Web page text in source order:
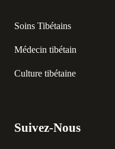
Soins Tibétains
Médecin tibétain
Culture tibétaine
Suivez-Nous